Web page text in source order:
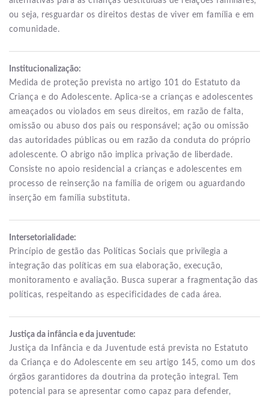
ou seja, resguardar os direitos destas de viver em família e em
comunidade.
Institucionalização:
Medida de proteção prevista no artigo 101 do Estatuto da
Criança e do Adolescente. Aplica-se a crianças e adolescentes
ameaçados ou violados em seus direitos, em razão de falta,
omissão ou abuso dos pais ou responsável; ação ou omissão
das autoridades públicas ou em razão da conduta do próprio
adolescente. O abrigo não implica privação de liberdade.
Consiste no apoio residencial a crianças e adolescentes em
processo de reinserção na família de origem ou aguardando
inserção em família substituta.
Intersetorialidade:
Princípio de gestão das Políticas Sociais que privilegia a
integração das políticas em sua elaboração, execução,
monitoramento e avaliação. Busca superar a fragmentação das
políticas, respeitando as especificidades de cada área.
Justiça da infância e da juventude:
Justiça da Infância e da Juventude está prevista no Estatuto
da Criança e do Adolescente em seu artigo 145, como um dos
órgãos garantidores da doutrina da proteção integral. Tem
potencial para se apresentar como capaz para defender,